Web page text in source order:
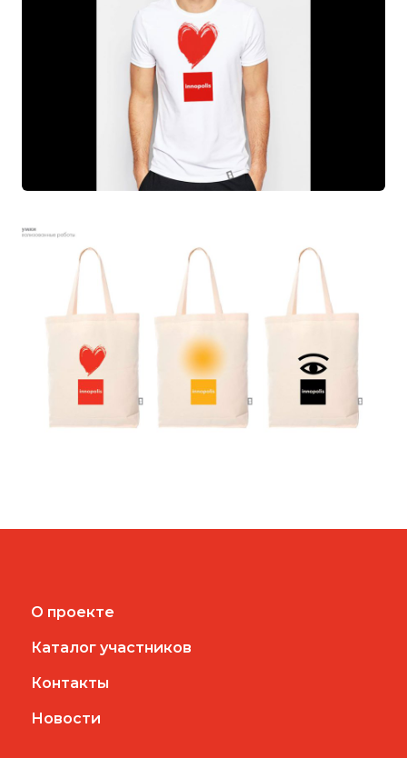
О проекте
Каталог участников
Контакты
Новости